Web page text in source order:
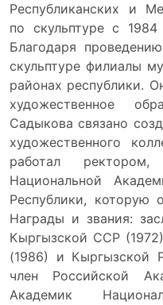
Республиканских и
по скульптуре с
Благодаря
скульптуре филиалы
районах республики.
художественное
Садыкова связано
художественного
работал
Национальной
Республики, которую
Награды и звания:
Кыргызской ССР
(1986) и Кыргызской
член Российской
Академик